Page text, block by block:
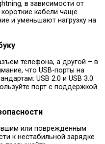
в зависимости от
кабели чаще
и уменьшают нагрузку на
телефона, а другой – в
что USB-порты на
USB 2.0 и USB 3.0.
порт с поддержкой
или поврежденным
к нестабильной зарядке